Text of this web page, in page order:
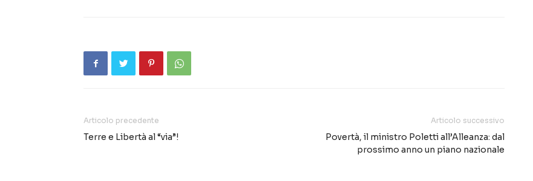
Articolo precedente
Terre e Libertà al “via”!
Articolo successivo
Povertà, il ministro Poletti all’Alleanza: dal
prossimo anno un piano nazionale